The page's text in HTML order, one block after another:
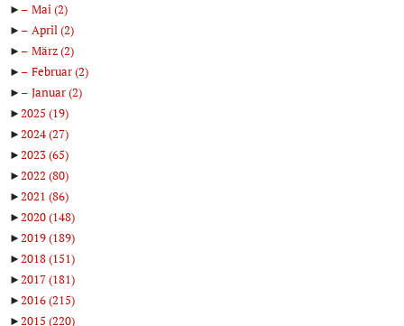
►
Mai(2)
►
April(2)
►
März(2)
►
Februar(2)
►
Januar(2)
►2025 (19)
►2024(27)
►2023(65)
►2022 (80)
►2021 (86)
►2020(148)
►2019(189)
►2018(151)
►2017(181)
►2016(215)
►2015 (220)